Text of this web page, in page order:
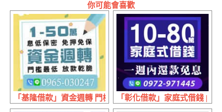
你可能會喜歡
「基隆借款」資金週轉 門檻最低放款乾脆 | 1~50萬 息低保
「彰化借款」家庭式借錢 |